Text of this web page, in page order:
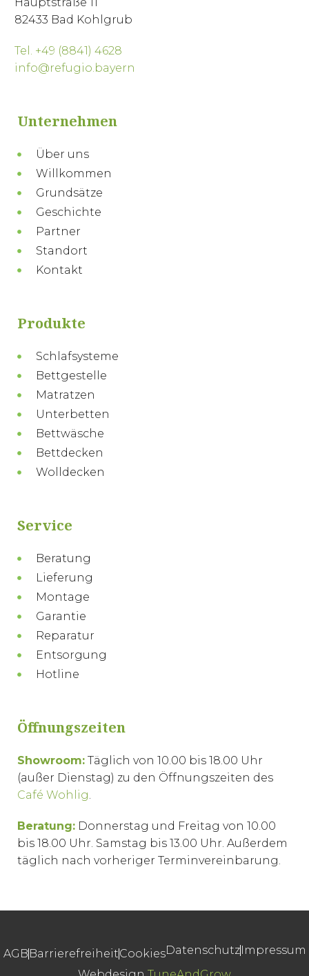
82433 Bad Kohlgrub
Tel. +49 (8841) 4628
info@refugio.bayern
Unternehmen
Über uns
Willkommen
Grundsätze
Geschichte
Partner
Standort
Kontakt
Produkte
Schlafsysteme
Bettgestelle
Matratzen
Unterbetten
Bettwäsche
Bettdecken
Wolldecken
Service
Beratung
Lieferung
Montage
Garantie
Reparatur
Entsorgung
Hotline
Öffnungszeiten
Showroom: Täglich von 10.00 bis 18.00 Uhr
(außer Dienstag) zu den Öffnungszeiten des
Café Wohlig.
Beratung: Donnerstag und Freitag von 10.00
bis 18.00 Uhr. Samstag bis 13.00 Uhr. Außerdem
täglich nach vorheriger Terminvereinbarung.
AGB BarrierefreiheitCookiesDatenschutzImpressum